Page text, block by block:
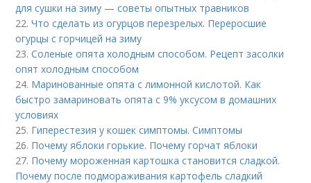
для сушки на зиму — советы опытных травников
22.Что сделать из огурцов перезрелых. Переросшие
огурцы с горчицей на зиму
23.Соленые опята холодным способом. Рецепт засолки
опят холодным способом
24. Маринованные опята с лимонной кислотой. Как
быстро замариновать опята с 9% уксусом в домашних
условиях
25. Гиперестезия у кошек симптомы. Симптомы
26. Почему яблоки горькие. Почему горчат яблоки
27. Почему мороженная картошка становится сладкой.
Почему после подмораживания картофель сладкий